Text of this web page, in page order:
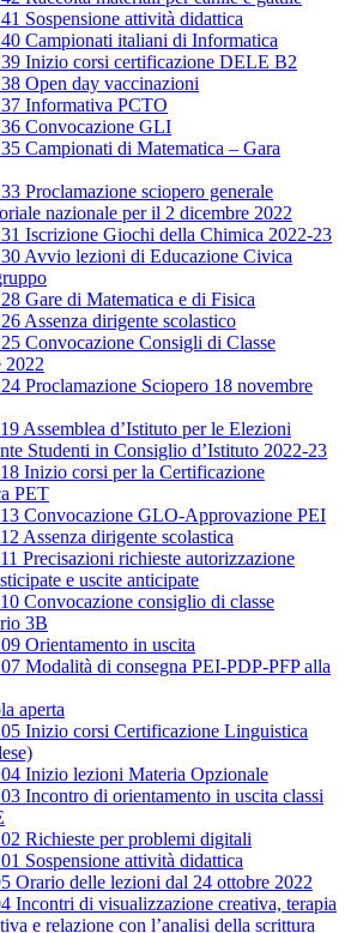
Sospensione attività didattica
Campionati italiani di Informatica
Inizio corsi certificazione DELE B2
Open day vaccinazioni
Informativa PCTO
Convocazione GLI
Campionati di Matematica – Gara
Proclamazione sciopero generale
nazionale per il 2 dicembre 2022
Iscrizione Giochi della Chimica 2022-23
Avvio lezioni di Educazione Civica
Gare di Matematica e di Fisica
Assenza dirigente scolastico
Convocazione Consigli di Classe
2022
Proclamazione Sciopero 18 novembre
Assemblea d’Istituto per le Elezioni
Studenti in Consiglio d’Istituto 2022-23
Inizio corsi per la Certificazione
PET
Convocazione GLO-Approvazione PEI
Assenza dirigente scolastica
Precisazioni richieste autorizzazione
e uscite anticipate
Convocazione consiglio di classe
3B
Orientamento in uscita
Modalità di consegna PEI-PDP-PFP alla
aperta
Inizio corsi Certificazione Linguistica
Inizio lezioni Materia Opzionale
Incontro di orientamento in uscita classi
Richieste per problemi digitali
Sospensione attività didattica
Orario delle lezioni dal 24 ottobre 2022
Incontri di visualizzazione creativa, terapia
e relazione con l’analisi della scrittura